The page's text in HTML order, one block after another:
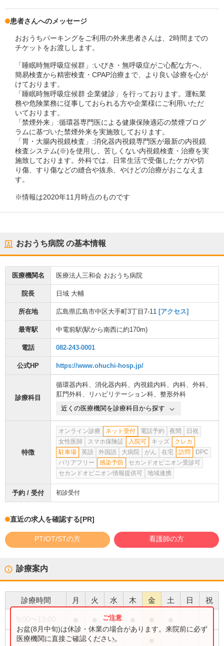
患者さんへのメッセージ
おおうちパーキングをご利用の外来患者さんは、2時間までの
チケットをお渡しします。
「睡眠時無呼吸症候群」:いびき・無呼吸症がご心配な方へ、
簡易検査から精密検査・CPAP治療まで、より良い診療を心が
けております。
「睡眠時無呼吸症候群 企業健診」を行っております。運転業
務や危険業務に従事しておられる方や企業様にご利用いただ
いております。
「禁煙外来」:循環器専門医による健康保険適応の禁煙プログ
ラムに基づいた禁煙外来を実施致しております。
「胃・大腸内視鏡検査」:消化器内視鏡専門医が最新の内視鏡
検査システム(※)を使用し、苦しくない内視鏡検査・治療を実
施致しております。外科では、日常生活で受傷したケガや切
り傷、すり傷などの縫合や抜糸、やけどの治療がおこなえま
す。
※情報は2020年11月時点のものです
おおうち病院の基本情報
医療機関名 医療法人三和会 おおうち病院
院長 日域 大輔
所在地 広島県広島市中区大手町3丁目7-11 [アクセス]
最寄駅 中電前駅(駅から南西に約170m)
電話 082-243-0001
公式HP https://www.ohuchi-hosp.jp/
診療科目
循環器内科、 消化器内科、 内視鏡内科、 内科、 外科、
肛門外科、 リハビリテーション科、 整形外科
近くの医療機関を診療科目から探す
特徴
オンライン診療 ネット受付 電話予約 夜間
日祝
女性医師
スマホ保険証 入院可 キッズ
クレカ
駐車場
英語 外国語 大病院 がん 在宅 訪問
DPC
バリアフリー
感染予防
セカンドオピニオン受診可
セカンドオピニオン情報提供可
地域連携
予約 / 受付 初診受付
直近の求人を確認する[PR]
PT/OT/STの方 看護師の方
診療案内
診療時間 月 火 水 木 金 土 日 祝
●
15:00〜18:00 ● ● ●
お盆(8月中旬)は休診・休業の場合があります。来院前に必ず
医療機関に直接ご確認ください。